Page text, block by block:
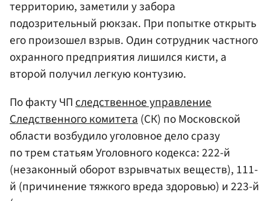
территорию, заметили у забора
подозрительный рюкзак. При попытке открыть
его произошел взрыв. Один сотрудник частного
охранного предприятия лишился кисти, а
второй получил легкую контузию.
По факту ЧПследственное управление
Следственного комитета(СК) по Московской
области возбудило уголовное дело сразу
по трем статьям Уголовного кодекса: 222-й
(незаконный оборот взрывчатых веществ), 111-
й (причинение тяжкого вреда здоровью) и 223-й